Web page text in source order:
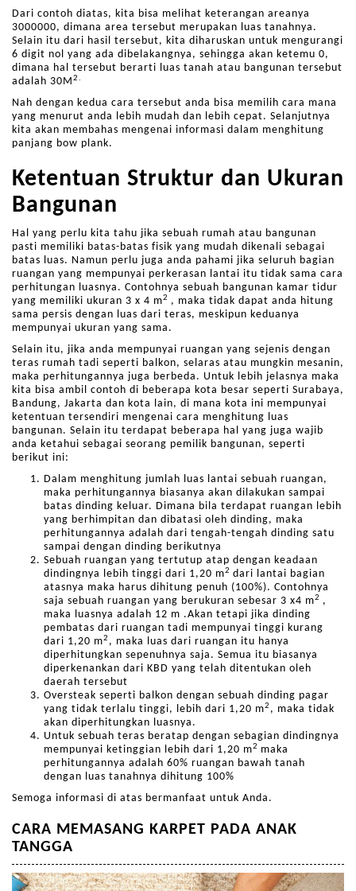
Dari contoh diatas, kita bisa melihat keterangan areanya
3000000, dimana area tersebut merupakan luas tanahnya.
Selain itu dari hasil tersebut, kita diharuskan untuk mengurangi
6 digit nol yang ada dibelakangnya, sehingga akan ketemu 0,
dimana hal tersebut berarti luas tanah atau bangunan tersebut
adalah 30M2.
Nah dengan kedua cara tersebut anda bisa memilih cara mana
yang menurut anda lebih mudah dan lebih cepat. Selanjutnya
kita akan membahas mengenai informasi dalam menghitung
panjang bow plank.
Ketentuan Struktur dan Ukuran
Bangunan
Hal yang perlu kita tahu jika sebuah rumah atau bangunan
pasti memiliki batas-batas fisik yang mudah dikenali sebagai
batas luas. Namun perlu juga anda pahami jika seluruh bagian
ruangan yang mempunyai perkerasan lantai itu tidak sama cara
perhitungan luasnya. Contohnya sebuah bangunan kamar tidur
yang memiliki ukuran 3 x 4 m2 , maka tidak dapat anda hitung
sama persis dengan luas dari teras, meskipun keduanya
mempunyai ukuran yang sama.
Selain itu, jika anda mempunyai ruangan yang sejenis dengan
teras rumah tadi seperti balkon, selaras atau mungkin mesanin,
maka perhitungannya juga berbeda. Untuk lebih jelasnya maka
kita bisa ambil contoh di beberapa kota besar seperti Surabaya,
Bandung, Jakarta dan kota lain, di mana kota ini mempunyai
ketentuan tersendiri mengenai cara menghitung luas
bangunan. Selain itu terdapat beberapa hal yang juga wajib
anda ketahui sebagai seorang pemilik bangunan, seperti
berikut ini:
Dalam menghitung jumlah luas lantai sebuah ruangan,
maka perhitungannya biasanya akan dilakukan sampai
batas dinding keluar. Dimana bila terdapat ruangan lebih
yang berhimpitan dan dibatasi oleh dinding, maka
perhitungannya adalah dari tengah-tengah dinding satu
sampai dengan dinding berikutnya
Sebuah ruangan yang tertutup atap dengan keadaan
dindingnya lebih tinggi dari 1,20 m2 dari lantai bagian
atasnya maka harus dihitung penuh (100%). Contohnya
saja sebuah ruangan yang berukuran sebesar 3 x4 m2 ,
maka luasnya adalah 12 m .Akan tetapi jika dinding
pembatas dari ruangan tadi mempunyai tinggi kurang
dari 1,20 m2 , maka luas dari ruangan itu hanya
diperhitungkan sepenuhnya saja. Semua itu biasanya
diperkenankan dari KBD yang telah ditentukan oleh
daerah tersebut
Oversteak seperti balkon dengan sebuah dinding pagar
yang tidak terlalu tinggi, lebih dari 1,20 m2 , maka tidak
akan diperhitungkan luasnya.
Untuk sebuah teras beratap dengan sebagian dindingnya
mempunyai ketinggian lebih dari 1,20 m2 maka
perhitungannya adalah 60% ruangan bawah tanah
dengan luas tanahnya dihitung 100%
Semoga informasi di atas bermanfaat untuk Anda.
CARA MEMASANG KARPET PADA ANAK
TANGGA